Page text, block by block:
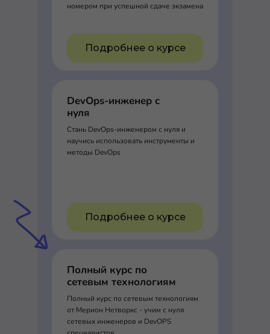
номером при успешной сдаче экзамена
Подробнее о курсе
DevOps-инженер с
нуля
Стань DevOps-инженером с нуля и
научись использовать инструменты и
методы DevOps
Подробнее о курсе
Полный курс по
сетевым технологиям
Полный курс по сетевым технологиям
от Мерион Нетворкс - учим с нуля
сетевых инженеров и DevOPS